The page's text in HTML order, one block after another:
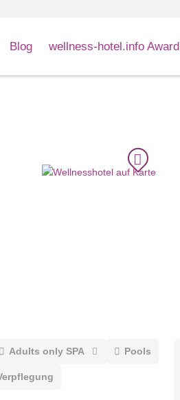
Blog wellness-hotel.info Award
Adults only SPA Pools